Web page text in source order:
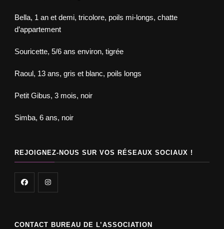
Bella, 1 an et demi, tricolore, poils mi-longs, chatte
d’appartement
Souricette, 5/6 ans environ, tigrée
Raoul, 13 ans, gris et blanc, poils longs
Petit Gibus, 3 mois, noir
Simba, 6 ans, noir
REJOIGNEZ-NOUS SUR VOS RÉSEAUX SOCIAUX !
CONTACT BUREAU DE L’ASSOCIATION